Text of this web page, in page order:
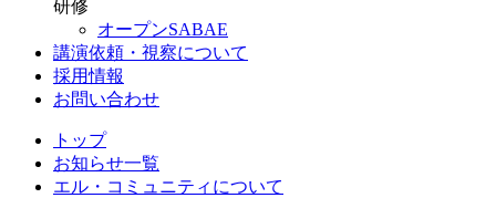
研修
オープンSABAE
講演依頼・視察について
採用情報
お問い合わせ
トップ
お知らせ一覧
エル・コミュニティについて